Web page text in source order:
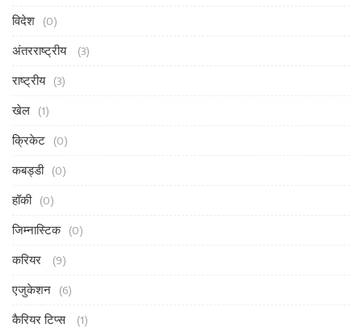
विदेश (0)
अंतरराष्ट्रीय (3)
राष्ट्रीय (3)
खेल (1)
क्रिकेट (0)
कबड्डी (0)
हॉकी (0)
जिम्नास्टिक (0)
करियर (9)
एजुकेशन (6)
कैरियर टिप्स (1)